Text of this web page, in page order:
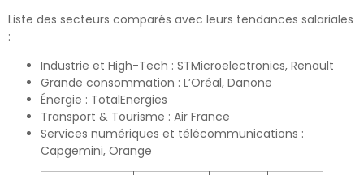
Liste des secteurs comparés avec leurs tendances salariales
:
Industrie et High-Tech : STMicroelectronics, Renault
Grande consommation : L’Oréal, Danone
Énergie : TotalEnergies
Transport & Tourisme : Air France
Services numériques et télécommunications :
Capgemini, Orange